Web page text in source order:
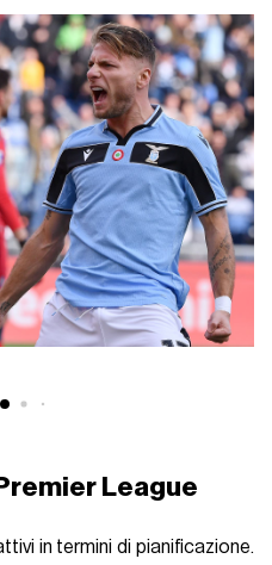
League
in termini di pianificazione.